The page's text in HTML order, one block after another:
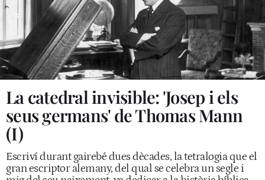
La catedral invisible: 'Josep i els
seus germans' de Thomas Mann
(I)
Escriví durant gairebé dues dècades, la tetralogia que el
gran escriptor alemany, del qual se celebra un segle i